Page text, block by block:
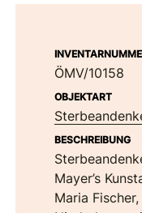
ÖMV/10158
OBJEKTART
BESCHREIBUNG
Mayer’s
Maria